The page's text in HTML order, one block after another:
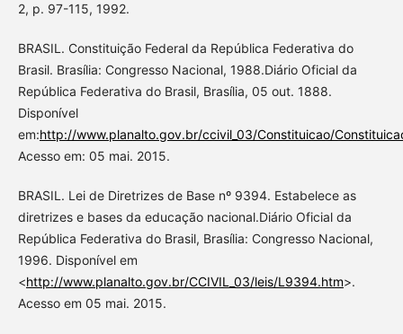
2, p. 97-115, 1992.
BRASIL. Constituição Federal da República Federativa do
Brasil. Brasília: Congresso Nacional, 1988.Diário Oficial da
República Federativa do Brasil, Brasília, 05 out. 1888.
Disponível
em:http://www.planalto.gov.br/ccivil_03/Constituicao/
Acesso em: 05 mai. 2015.
BRASIL. Lei de Diretrizes de Base nº 9394. Estabelece as
diretrizes e bases da educação nacional.Diário Oficial da
República Federativa do Brasil, Brasília: Congresso Nacional,
1996. Disponível em
<http://www.planalto.gov.br/CCIVIL_03/leis/L9394.htm>.
Acesso em 05 mai. 2015.